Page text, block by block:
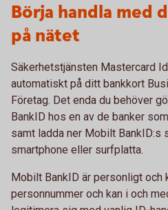
Börja handla med
på nätet
Säkerhetstjänsten Mastercard
automatiskt på ditt bankkort
Företag. Det enda du behöver
BankID hos en av de banker
samt ladda ner Mobilt BankID:s
smartphone eller surfplatta.
Mobilt BankID är personligt
personnummer och kan i och